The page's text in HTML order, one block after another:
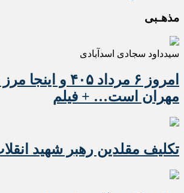
مذهـبی
سیدداود سجادی اسدآبادی
امروز ۶ مرداد ۴۰۵ و
مهران است… + فیلم
تکلیف مقلدین رهبر شهید